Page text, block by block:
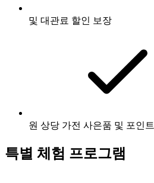
및 대관료 할인 보장
원 상당 가전 사은품 및 포인트
특별 체험 프로그램